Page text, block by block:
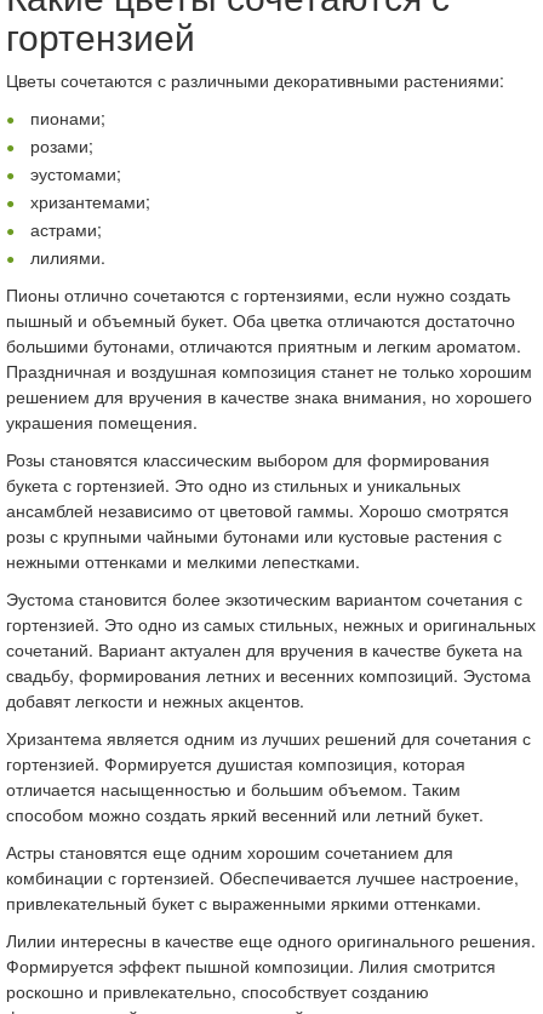
гортензией
Цветы сочетаются с различными декоративными растениями:
пионами;
розами;
эустомами;
хризантемами;
астрами;
лилиями.
Пионы отлично сочетаются с гортензиями, если нужно создать
пышный и объемный букет. Оба цветка отличаются достаточно
большими бутонами, отличаются приятным и легким ароматом.
Праздничная и воздушная композиция станет не только хорошим
решением для вручения в качестве знака внимания, но хорошего
украшения помещения.
Розы становятся классическим выбором для формирования
букета с гортензией. Это одно из стильных и уникальных
ансамблей независимо от цветовой гаммы. Хорошо смотрятся
розы с крупными чайными бутонами или кустовые растения с
нежными оттенками и мелкими лепестками.
Эустома становится более экзотическим вариантом сочетания с
гортензией. Это одно из самых стильных, нежных и оригинальных
сочетаний. Вариант актуален для вручения в качестве букета на
свадьбу, формирования летних и весенних композиций. Эустома
добавят легкости и нежных акцентов.
Хризантема является одним из лучших решений для сочетания с
гортензией. Формируется душистая композиция, которая
отличается насыщенностью и большим объемом. Таким
способом можно создать яркий весенний или летний букет.
Астры становятся еще одним хорошим сочетанием для
комбинации с гортензией. Обеспечивается лучшее настроение,
привлекательный букет с выраженными яркими оттенками.
Лилии интересны в качестве еще одного оригинального решения.
Формируется эффект пышной композиции. Лилия смотрится
роскошно и привлекательно, способствует созданию